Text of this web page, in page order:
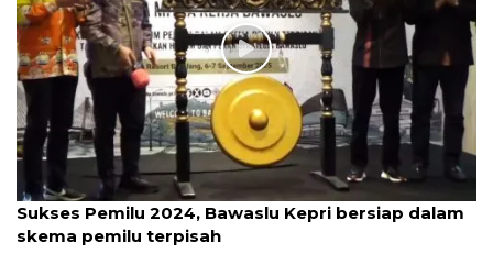
Sukses Pemilu 2024, Bawaslu Kepri bersiap dalam
skema pemilu terpisah